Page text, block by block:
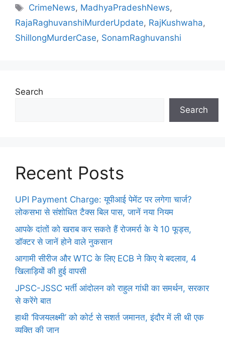
CrimeNews, MadhyaPradeshNews,
RajaRaghuvanshiMurderUpdate, RajKushwaha,
ShillongMurderCase, SonamRaghuvanshi
Search
Search
Recent Posts
UPI Payment Charge: यूपीआई पेमेंट पर लगेगा चार्ज?
लोकसभा से संशोधित टैक्स बिल पास, जानें नया नियम
आपके दांतों को खराब कर सकते हैं रोजमर्रा के ये 10 फूड्स,
डॉक्टर से जानें होने वाले नुकसान
आगामी सीरीज और WTC के लिए ECB ने किए ये बदलाव, 4
खिलाड़ियों की हुई वापसी
JPSC-JSSC भर्ती आंदोलन को राहुल गांधी का समर्थन, सरकार
से करेंगे बात
हाथी ‘विजयलक्ष्मी’ को कोर्ट से सशर्त जमानत, इंदौर में ली थी एक
व्यक्ति की जान